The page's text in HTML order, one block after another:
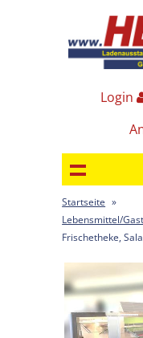
Login
Startseite »
Lebensmittel/
Frischetheke,